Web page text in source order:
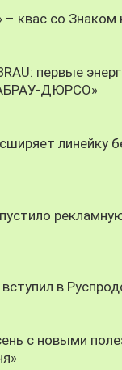
– квас со Знаком
первые
ДЮРСО»
линейку
в
с новыми